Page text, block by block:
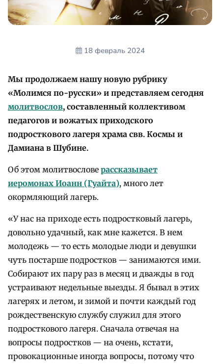
18 февраль 2024
Мы продолжаем нашу новую рубрику
«Молимся по-русски» и представляем сегодня
молитвослов, составленный коллективом
педагогов и вожатых приходского
подросткового лагеря храма свв. Космы и
Дамиана в Шубине.
Об этом молитвослове рассказывает
иеромонах Иоанн (Гуайта), много лет
окормляющий лагерь.
«У нас на приходе есть подростковый лагерь,
довольно удачный, как мне кажется. В нем
молодежь — то есть молодые люди и девушки
чуть постарше подростков — занимаются ими.
Собирают их пару раз в месяц и дважды в год
устраивают недельные выезды. Я бывал в этих
лагерях и летом, и зимой и почти каждый год
рождественскую службу служил для этого
подросткового лагеря. Сначала отвечая на
вопросы подростков — на очень, кстати,
провокационные иногда вопросы, потому что